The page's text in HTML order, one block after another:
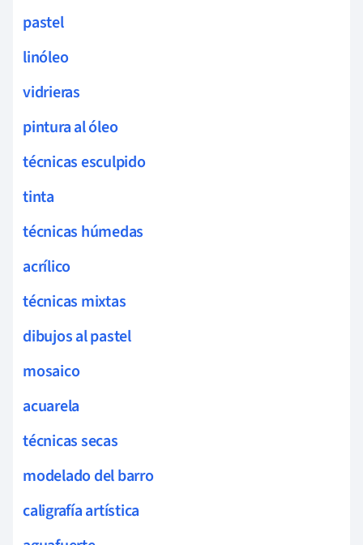
pastel
linóleo
vidrieras
pintura al óleo
técnicas esculpido
tinta
técnicas húmedas
acrílico
técnicas mixtas
dibujos al pastel
mosaico
acuarela
técnicas secas
modelado del barro
caligrafía artística